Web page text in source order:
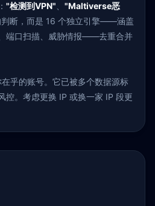
"检测到VPN"
"Maltiverse恶
判断，而是 16 个独立引擎——涵盖
端口扫描、威胁情报——去重合并
乎的账号。它已被多个数据源标
控。考虑更换 IP 或换一家 IP 段更